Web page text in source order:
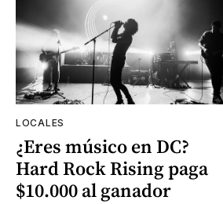
LOCALES
¿Eres músico en DC?
Hard Rock Rising paga
$10.000 al ganador